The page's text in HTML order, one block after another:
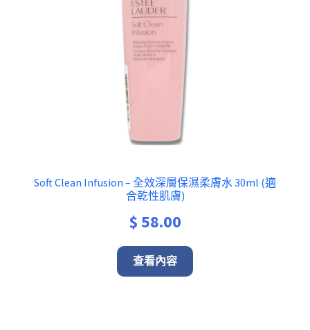
Soft Clean Infusion – 全效深層保濕柔膚水 30ml (適
合乾性肌膚)
$58.00
查看內容